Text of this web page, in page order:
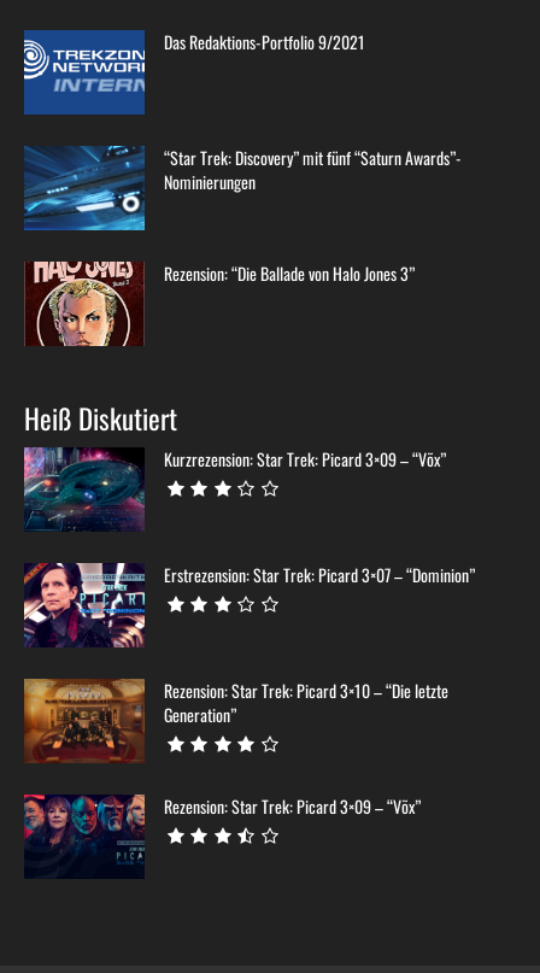
Das Redaktions-Portfolio 9/2021
“Star Trek: Discovery” mit fünf “Saturn Awards”-
Nominierungen
Rezension: “Die Ballade von Halo Jones 3”
Heiß Diskutiert
Kurzrezension: Star Trek: Picard 3×09 – “Võx”
Erstrezension: Star Trek: Picard 3×07 – “Dominion”
Rezension: Star Trek: Picard 3×10 – “Die letzte
Generation”
Rezension: Star Trek: Picard 3×09 – “Võx”